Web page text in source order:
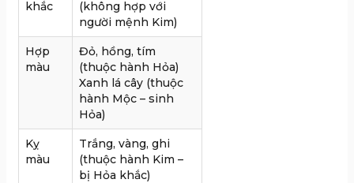
khắc
(không hợp với
người mệnh Kim)
Hợp
màu
Đỏ, hồng, tím
(thuộc hành Hỏa)
Xanh lá cây (thuộc
hành Mộc – sinh
Hỏa)
Kỵ
màu
Trắng, vàng, ghi
(thuộc hành Kim –
bị Hỏa khắc)